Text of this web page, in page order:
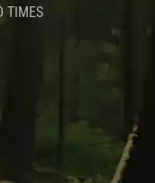
TIMES